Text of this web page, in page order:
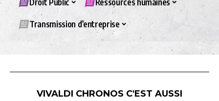
Transmission d’entreprise
VIVALDI CHRONOS C'EST AUSSI